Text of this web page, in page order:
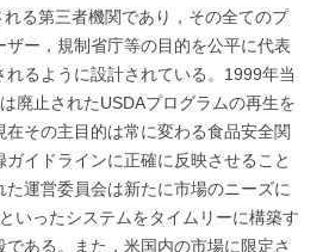
る第三者機関であり，その全てのプ
ザー，規制省庁等の目的を公平に代表
るように設計されている。1999年当
廃止されたUSDAプログラムの再生を
その主目的は常に変わる食品安全関
イドラインに正確に反映させること
た運営委員会は新たに市場のニーズに
いったシステムをタイムリーに構築す
である。また，米国内の市場に限定さ